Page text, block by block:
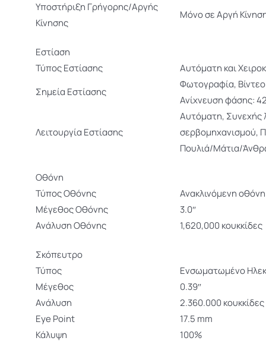
Υποστήριξη Γρήγορης/Αργής
Κίνησης
Μόνο σε Αργή
Εστίαση
Τύπος Εστίασης
Αυτόματη και
Σημεία Εστίασης
Φωτογραφία, Βίντεο
Ανίχνευση φάσης:
Λειτουργία Εστίασης
Αυτόματη, Συνεχής
σερβομηχανισμού,
Πουλιά/Μάτια/
Οθόνη
Τύπος Οθόνης
Ανακλινόμενη
Μέγεθος Οθόνης
3.0″
Ανάλυση Οθόνης
1,620,000 κουκκίδες
Σκόπευτρο
Τύπος
Ενσωματωμένο
Μέγεθος
0.39″
Ανάλυση
2.360.000 κουκκίδες
Eye Point
17.5 mm
Κάλυψη
100%